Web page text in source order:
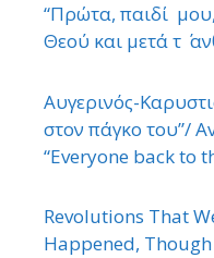
“Πρώτα, παιδί
Θεού και μετά τ ΄
Αυγερινός-
στον πάγκο του”/
“Εveryone back to
Revolutions That
Happened,